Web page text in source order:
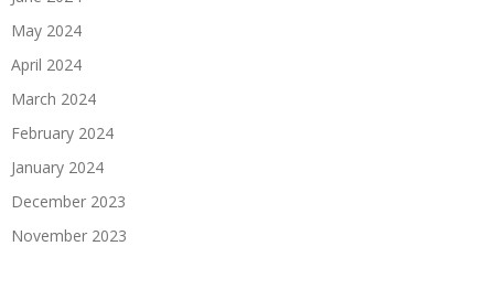
May 2024
April 2024
March 2024
February 2024
January 2024
December 2023
November 2023